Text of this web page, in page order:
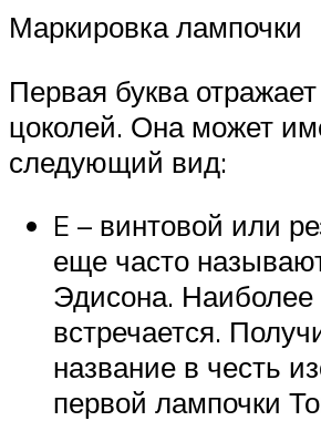
Маркировка лампочки
Первая буква
цоколей. Она может
следующий вид:
E – винтовой или
еще часто
Эдисона. Наиболее
встречается.
название в честь
первой лампочки